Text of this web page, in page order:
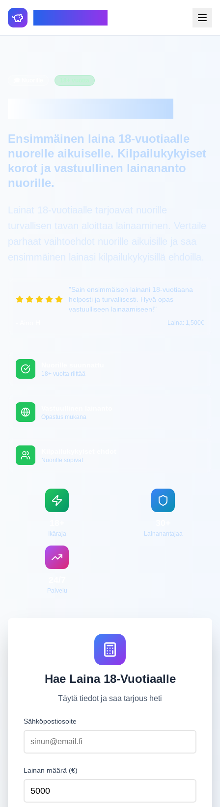
Ensimmäinen laina 18-vuotiaalle
nuorelle aikuiselle. Kilpailukykyiset
korot ja vastuullinen lainananto
nuorille.
Lainat 18-vuotiaalle tarjoavat nuorille
turvallisen tavan aloittaa lainaaminen. Vertaile
parhaat vaihtoehdot nuorille aikuisille ja saa
ensimmäinen lainasi kilpailukykyisillä ehdoilla.
"Sain ensimmäisen lainani 18-vuotiaana
helposti ja turvallisesti. Hyvä opas
vastuulliseen lainaamiseen!"
Laina: 1,500€
18+ vuotta riittää
Opastus mukana
Nuorille sopivat
Ikäraja Lainanantajaa
Palvelu
Hae Laina 18-Vuotiaalle
Täytä tiedot ja saa tarjous heti
Sähköpostiosoite
Lainan määrä (€)